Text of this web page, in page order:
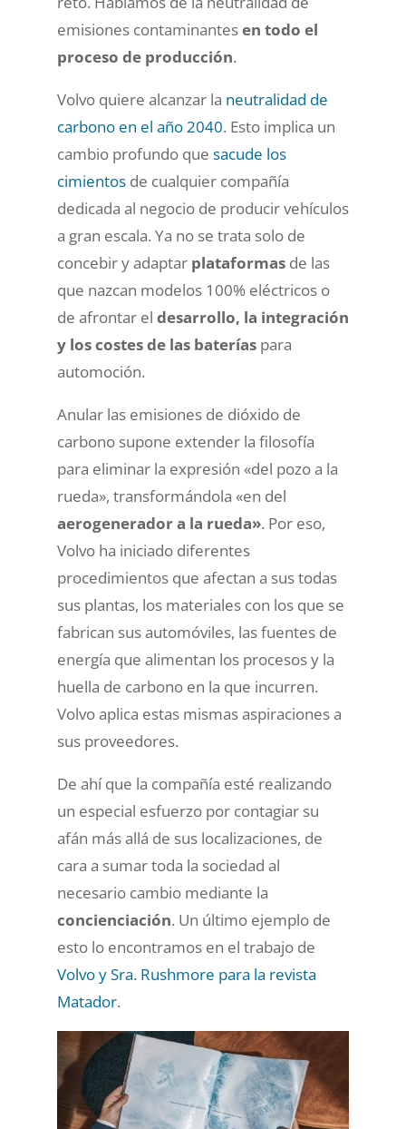
emisiones contaminantesen todo el
proceso de producción.
Volvo quiere alcanzar la neutralidad de
carbono en el año 2040. Esto implica un
cambio profundo que sacude los
cimientosde cualquier compañía
dedicada al negocio de producir vehículos
a gran escala. Ya no se trata solo de
concebir y adaptar plataformasde las
que nazcan modelos 100% eléctricos o
de afrontar el desarrollo, la integración
y los costes de las bateríaspara
automoción.
Anular las emisiones de dióxido de
carbono supone extender la filosofía
para eliminar la expresión «del pozo a la
rueda», transformándola «en del
aerogenerador a la rueda». Por eso,
Volvo ha iniciado diferentes
procedimientos que afectan a sus todas
sus plantas, los materiales con los que se
fabrican sus automóviles, las fuentes de
energía que alimentan los procesos y la
huella de carbono en la que incurren.
Volvo aplica estas mismas aspiraciones a
sus proveedores.
De ahí que la compañía esté realizando
un especial esfuerzo por contagiar su
afán más allá de sus localizaciones, de
cara a sumar toda la sociedad al
necesario cambio mediante la
concienciación. Un último ejemplo de
esto lo encontramos en el trabajo de
Volvo y Sra. Rushmore para la revista
Matador.